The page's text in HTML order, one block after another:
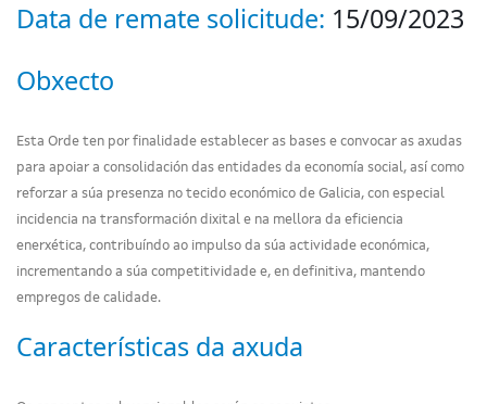
Data de remate solicitude: 15/09/2023
Obxecto
Esta Orde ten por finalidade establecer as bases e convocar as axudas
para apoiar a consolidación das entidades da economía social, así como
reforzar a súa presenza no tecido económico de Galicia, con especial
incidencia na transformación dixital e na mellora da eficiencia
enerxética, contribuíndo ao impulso da súa actividade económica,
incrementando a súa competitividade e, en definitiva, mantendo
empregos de calidade.
Características da axuda